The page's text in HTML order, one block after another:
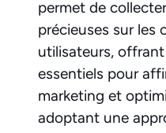
permet de
précieuses sur les
utilisateurs,
essentiels pour
marketing et
adoptant une